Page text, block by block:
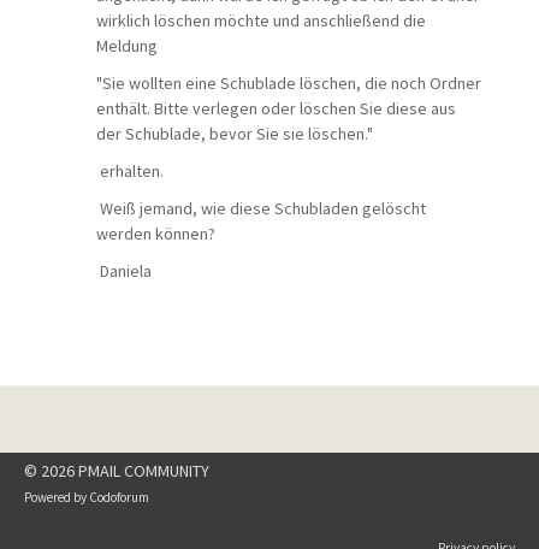
wirklich löschen möchte und anschließend die
Meldung
"Sie wollten eine Schublade löschen, die noch Ordner
enthält. Bitte verlegen oder löschen Sie diese aus
der Schublade, bevor Sie sie löschen."
erhalten.
Weiß jemand, wie diese Schubladen gelöscht
werden können?
Daniela
© 2026 PMAIL COMMUNITY
Powered by Codoforum